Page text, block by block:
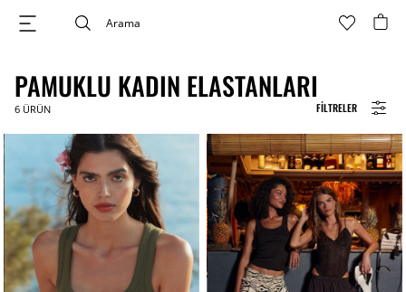
FILTRELER
PAMUKLU KADIN ELASTANLARI
6 ÜRÜN